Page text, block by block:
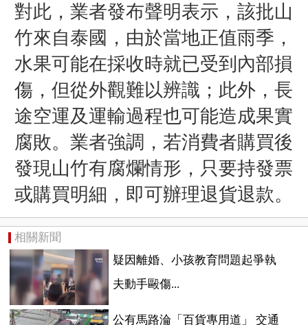
對此，業者發布聲明表示，該批山
竹來自泰國，由於當地正值雨季，
水果可能在採收時就已受到內部損
傷，但從外觀難以辨識；此外，長
途空運及運輸過程也可能造成果實
腐敗。業者強調，若消費者購買後
發現山竹有腐爛情形，只要持發票
或購買明細，即可辦理退貨退款。
相關新聞
疑因離婚、小孩教育問題起爭執
夫動手毆傷...
公有馬路淪「百貨專用道」 交通